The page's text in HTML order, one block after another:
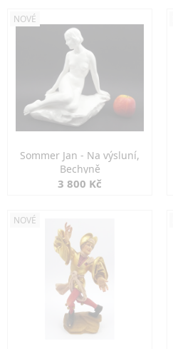
NOVÉ
Sommer Jan - Na výsluní,
Bechyně
3 800 Kč
NOVÉ